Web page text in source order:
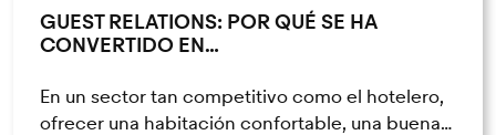
GUEST RELATIONS: POR QUÉ SE HA
CONVERTIDO EN…
En un sector tan competitivo como el hotelero,
ofrecer una habitación confortable, una buena…